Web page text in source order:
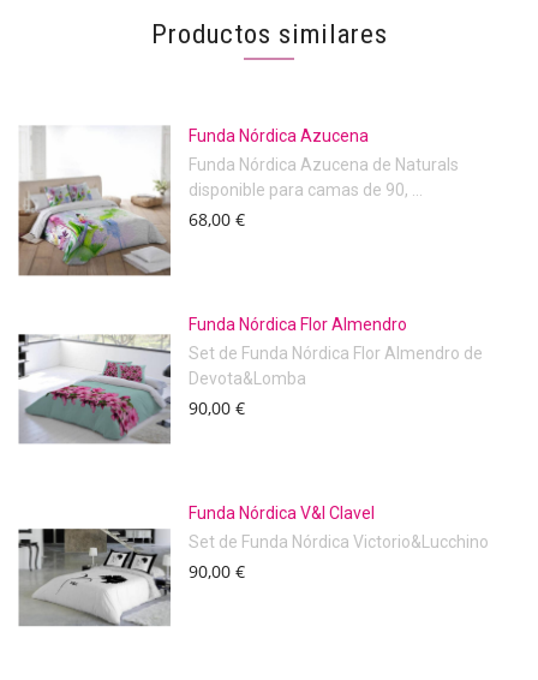
Productos similares
Funda Nórdica Azucena
Funda Nórdica Azucena de Naturals
disponible para camas de 90, ...
68,00 €
Funda Nórdica Flor Almendro
Set de Funda Nórdica Flor Almendro de
Devota&Lomba
90,00 €
Funda Nórdica V&l Clavel
Set de Funda Nórdica Victorio&Lucchino
90,00 €